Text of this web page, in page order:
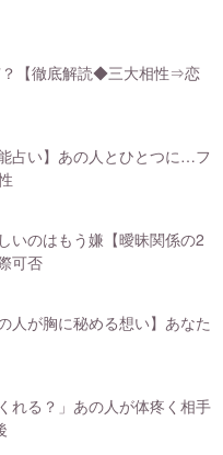
？【徹底解読◆三大相性⇒恋
占い】あの人とひとつに…フ
いのはもう嫌【曖昧関係の2
可否
人が胸に秘める想い】あなた
れる？」あの人が体疼く相手